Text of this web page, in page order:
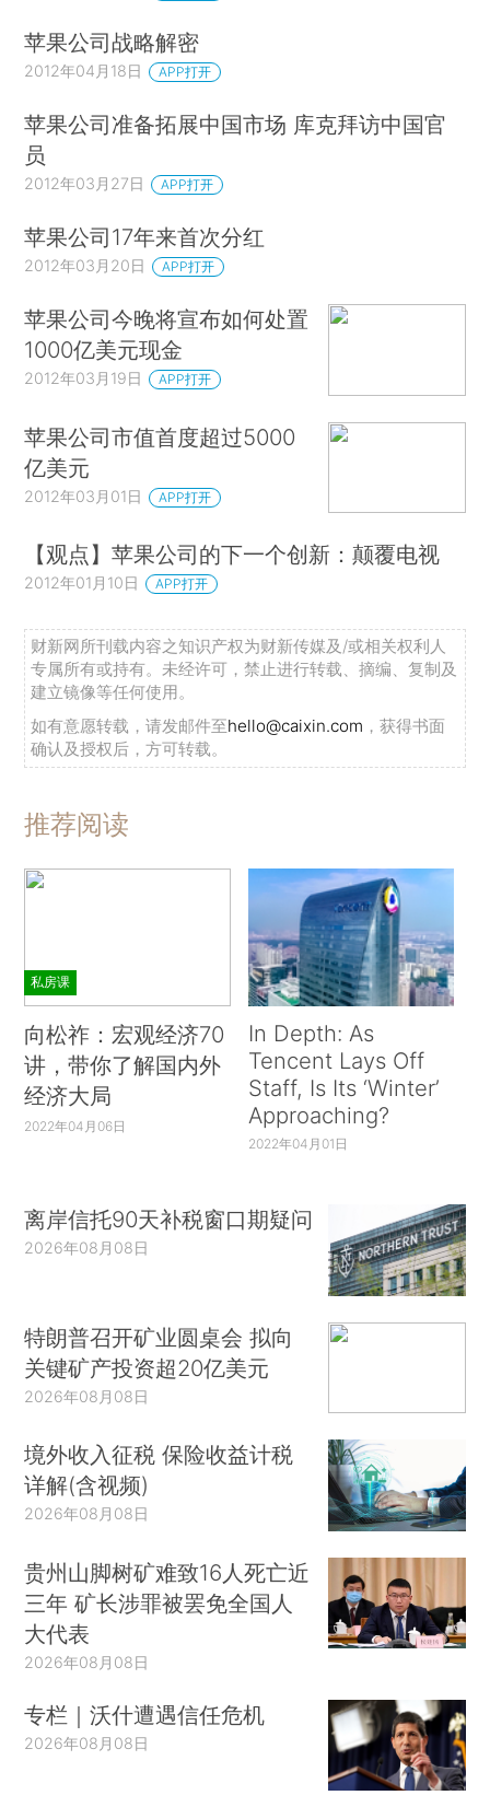
苹果公司战略解密
2012年04月18日 APP打开
苹果公司准备拓展中国市场 库克拜访中国官
员
2012年03月27日 APP打开
苹果公司17年来首次分红
2012年03月20日 APP打开
苹果公司今晚将宣布如何处置
1000亿美元现金
2012年03月19日 APP打开
苹果公司市值首度超过5000
亿美元
2012年03月01日 APP打开
【观点】苹果公司的下一个创新：颠覆电视
2012年01月10日 APP打开
财新网所刊载内容之知识产权为财新传媒及/或相关权利人
专属所有或持有。未经许可，禁止进行转载、摘编、复制及
建立镜像等任何使用。
如有意愿转载，请发邮件至hello@caixin.com ，获得书面
确认及授权后，方可转载。
推荐阅读
私房课
向松祚：宏观经济70
讲，带你了解国内外
经济大局
2022年04月06日
In Depth: As
Tencent Lays Off
Staff, Is Its ‘Winter’
Approaching?
2022年04月01日
离岸信托90天补税窗口期疑问
2026年08月08日
特朗普召开矿业圆桌会 拟向
关键矿产投资超20亿美元
2026年08月08日
境外收入征税 保险收益计税
详解(含视频)
2026年08月08日
贵州山脚树矿难致16人死亡近
三年 矿长涉罪被罢免全国人
大代表
2026年08月08日
专栏｜沃什遭遇信任危机
2026年08月08日